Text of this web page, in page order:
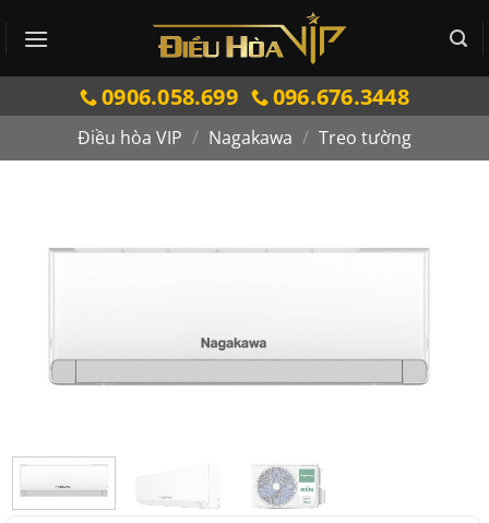
qua
0906.058.699 096.676.3448
Điều hòa VIP / Nagakawa / Treo tường